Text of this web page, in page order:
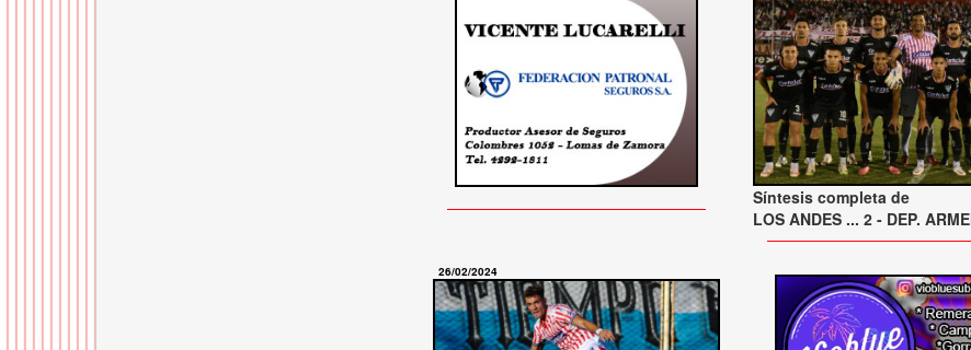
Síntesis completa de
LOS ANDES ... 2 - DEP.
26/02/2024